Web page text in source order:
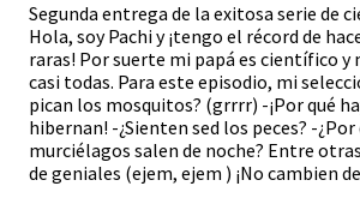
Segunda entrega de la exitosa serie de
Hola, soy Pachi y ¡tengo el récord de
raras! Por suerte mi papá es científico y
casi todas. Para este episodio, mi
pican los mosquitos? (grrrr) -¡Por qué
hibernan! -¿Sienten sed los peces? -¿Por
murciélagos salen de noche? Entre
de geniales (ejem, ejem ) ¡No cambien